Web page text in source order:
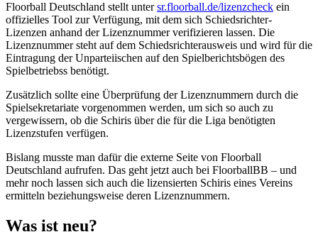
Floorball Deutschland stellt untersr.floorball.de/lizenzcheck ein
offizielles Tool zur Verfügung, mit dem sich Schiedsrichter-
Lizenzen anhand der Lizenznummer verifizieren lassen. Die
Lizenznummer steht auf dem Schiedsrichterausweis und wird für die
Eintragung der Unparteiischen auf den Spielberichtsbögen des
Spielbetriebss benötigt.
Zusätzlich sollte eine Überprüfung der Lizenznummern durch die
Spielsekretariate vorgenommen werden, um sich so auch zu
vergewissern, ob die Schiris über die für die Liga benötigten
Lizenzstufen verfügen.
Bislang musste man dafür die externe Seite von Floorball
Deutschland aufrufen. Das geht jetzt auch bei FloorballBB – und
mehr noch lassen sich auch die lizensierten Schiris eines Vereins
ermitteln beziehungsweise deren Lizenznummern.
Was ist neu?